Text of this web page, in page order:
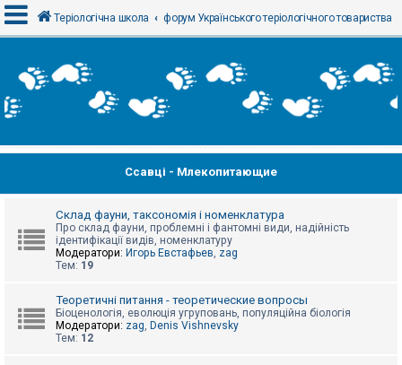
х
і
т
р
а
Теріологічна школа форум Українського теріологічного товариства
Ссавці - Млекопитающие
Склад фауни, таксономія і номенклатура
Про склад фауни, проблемні і фантомні види, надійність
ідентифікації видів, номенклатуру
Модератори: Игорь Евстафьев, zag
Тем: 19
Теоретичні питання - теоретические вопросы
Біоценологія, еволюція угруповань, популяційна біологія
Модератори: zag, Denis Vishnevsky
Тем: 12